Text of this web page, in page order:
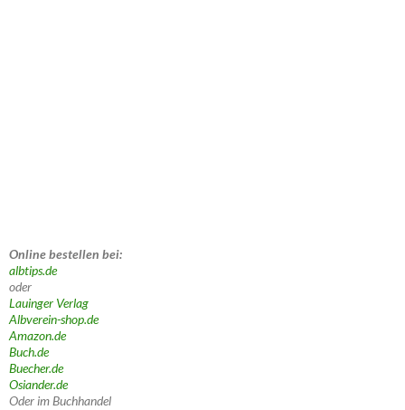
Online bestellen bei:
albtips.de
oder
Lauinger Verlag
Albverein-shop.de
Amazon.de
Buch.de
Buecher.de
Osiander.de
Oder im Buchhandel